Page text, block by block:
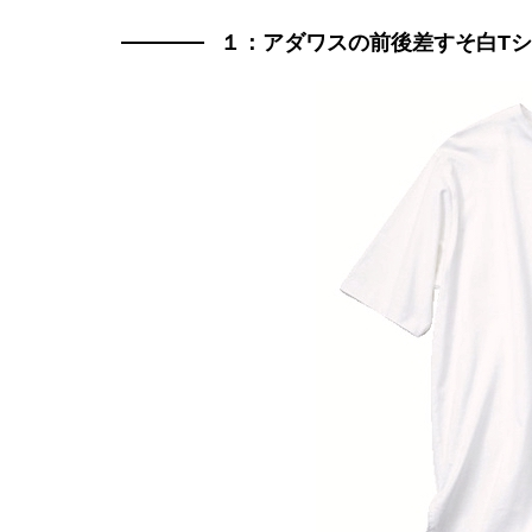
１：アダワスの前後差すそ白T